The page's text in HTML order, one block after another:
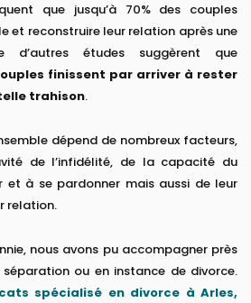
que jusqu’à 70% des couples
et reconstruire leur relation après une
d’autres études suggèrent que
finissent par arriver à rester
trahison.
dépend de nombreux facteurs,
de l’infidélité, de la capacité du
et à se pardonner mais aussi de leur
relation.
nous avons pu accompagner près
ou en instance de divorce.
spécialisé en divorce à Arles,